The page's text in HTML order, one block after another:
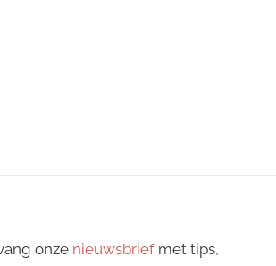
onze nieuwsbrief met tips,